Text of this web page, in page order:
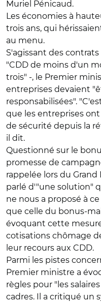
Muriel Pénicaud.
Les économies à
trois ans, qui
au menu.
S'agissant des
"CDD de moins d'un
trois" -, le Premier
entreprises devaient
responsabilisées".
que les entreprises
de sécurité depuis la
il dit.
Questionné sur le
promesse de
rappelée lors du
parlé d'"une solution"
ne nous a proposé à
que celle du bonus-
évoquant cette
cotisations chômage
leur recours aux CDD.
Parmi les pistes
Premier ministre a
règles pour "les
cadres. Il a critiqué un